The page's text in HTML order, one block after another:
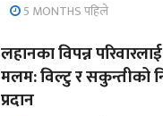
5 MONTHS पहिले
लहानका विपन्न
मलम: विल्टु र सकुन्तीको
प्रदान